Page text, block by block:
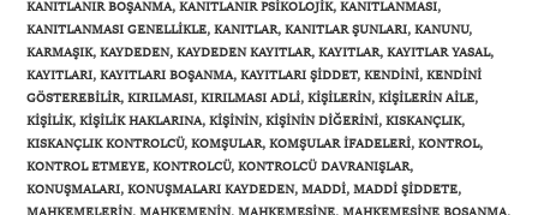
KANITLANIR BOŞANMA, KANITLANIR PSIKOLOJIK, KANITLANMASI,
KANITLANMASI GENELLIKLE, KANITLAR, KANITLAR ŞUNLARI, KANUNU,
KARMAŞIK, KAYDEDEN, KAYDEDEN KAYITLAR, KAYITLAR, KAYITLAR YASAL,
KAYITLARI, KAYITLARI BOŞANMA, KAYITLARI ŞIDDET, KENDINI, KENDINI
GÖSTEREBILIR, KIRILMASI, KIRILMASI ADLI, KIŞILERIN, KIŞILERIN AILE,
KIŞILIK, KIŞILIK HAKLARINA, KIŞININ, KIŞININ DIĞERINI, KISKANÇLIK,
KISKANÇLIK KONTROLCÜ, KOMŞULAR, KOMŞULAR IFADELERI, KONTROL,
KONTROL ETMEYE, KONTROLCÜ, KONTROLCÜ DAVRANIŞLAR,
KONUŞMALARI, KONUŞMALARI KAYDEDEN, MADDI, MADDI ŞIDDETE,